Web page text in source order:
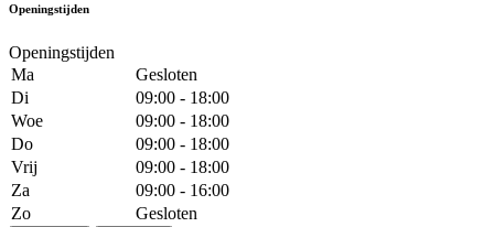
Openingstijden
Openingstijden
Ma
Gesloten
Di
09:00 - 18:00
Woe
09:00 - 18:00
Do
09:00 - 18:00
Vrij
09:00 - 18:00
Za
09:00 - 16:00
Zo
Gesloten